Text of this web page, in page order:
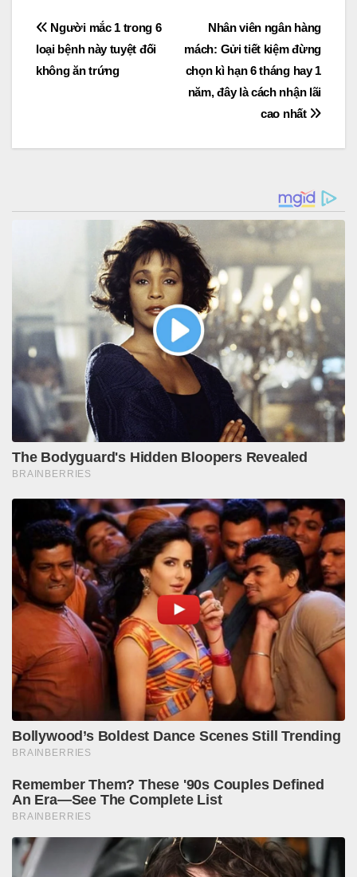
Post
navigation
Nhân viên ngân hàng
mách: Gửi tiết kiệm đừng
chọn kì hạn 6 tháng hay 1
năm, đây là cách nhận lãi
cao nhất
Người mắc 1 trong 6
loại bệnh này tuyệt đối
không ăn trứng